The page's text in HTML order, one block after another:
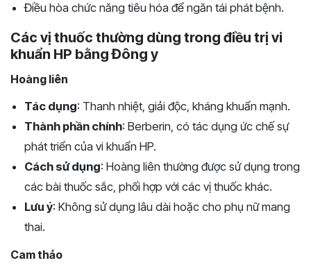
Điều hòa chức năng tiêu hóa để ngăn tái phát bệnh.
Các vị thuốc thường dùng trong điều trị vi
khuẩn HP bằng Đông y
Hoàng liên
Tác dụng: Thanh nhiệt, giải độc, kháng khuẩn mạnh.
Thành phần chính: Berberin, có tác dụng ức chế sự
phát triển của vi khuẩn HP.
Cách sử dụng: Hoàng liên thường được sử dụng trong
các bài thuốc sắc, phối hợp với các vị thuốc khác.
Lưu ý: Không sử dụng lâu dài hoặc cho phụ nữ mang
thai.
Cam thảo